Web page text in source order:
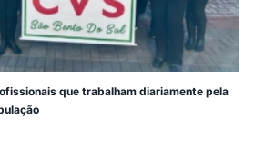
que trabalham diariamente pela